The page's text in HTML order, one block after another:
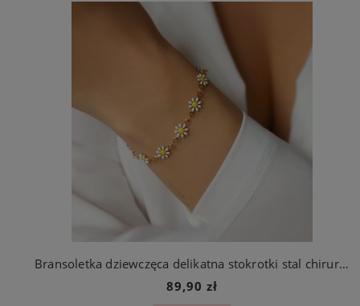
Bransoletka dziewczęca delikatna stokrotki stal chirurgiczna
89,90 zł